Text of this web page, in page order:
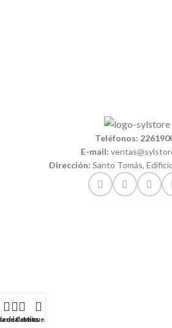
Teléfonos:
E-mail:
Dirección: Santo Tomás,
de deseos
Carrito
Mi cuenta